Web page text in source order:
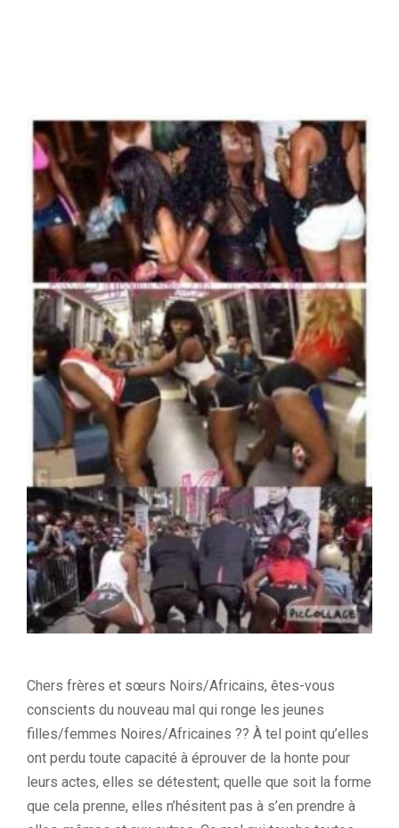
Chers frères et sœurs Noirs/Africains, êtes-vous
conscients du nouveau mal qui ronge les jeunes
filles/femmes Noires/Africaines ?? À tel point qu’elles
ont perdu toute capacité à éprouver de la honte pour
leurs actes, elles se détestent; quelle que soit la forme
que cela prenne, elles n’hésitent pas à s’en prendre à